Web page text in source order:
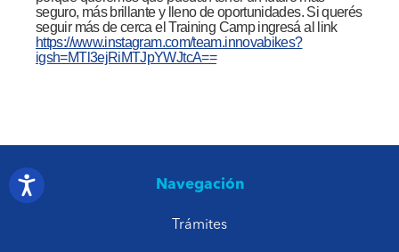
seguro, más brillante y lleno de oportunidades. Si querés
seguir más de cerca el Training Camp ingresá al link
https://www.instagram.com/team.innovabikes?
igsh=MTl3ejRiMTJpYWJtcA==
Navegación
Trámites